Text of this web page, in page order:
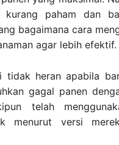
kurang paham dan
bagaimana cara
agar lebih efektif.
tidak heran apabila
gagal panen
telah
menurut versi